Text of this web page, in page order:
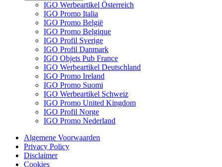
IGO Werbeartikel Österreich
IGO Promo Italia
IGO Promo België
IGO Promo Belgique
IGO Profil Sverige
IGO Profil Danmark
IGO Objets Pub France
IGO Werbeartikel Deutschland
IGO Promo Ireland
IGO Promo Suomi
IGO Werbeartikel Schweiz
IGO Promo United Kingdom
IGO Profil Norge
IGO Promo Nederland
Algemene Voorwaarden
Privacy Policy
Disclaimer
Cookies